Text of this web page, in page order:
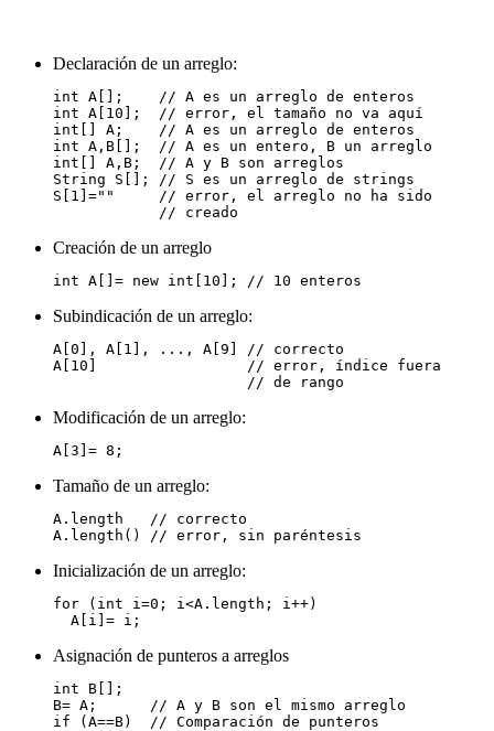
Declaración de un arreglo:
int A[];    // A es un arreglo de enteros
int A[10];  // error, el tamaño no va aquí
int[] A;    // A es un arreglo de enteros
int A,B[];  // A es un entero, B un arreglo
int[] A,B;  // A y B son arreglos
String S[]; // S es un arreglo de strings
S[1]=""     // error, el arreglo no ha sido
Creación de un arreglo
Subindicación de un arreglo:
A[0], A[1], ..., A[9] // correcto
A[10]                 // error, índice fuera
Modificación de un arreglo:
Tamaño de un arreglo:
A.length   // correcto
Inicialización de un arreglo:
for (int i=0; i<A.length; i++)
Asignación de punteros a arreglos
int B[];
B= A;      // A y B son el mismo arreglo
if (A==B)  // Comparación de punteros